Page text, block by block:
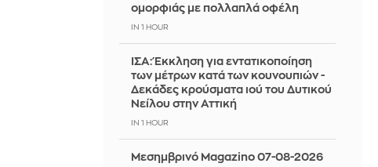
ομορφιάς με πολλαπλά οφέλη
IN 1 HOUR
ΙΣΑ: Έκκληση για εντατικοποίηση
των μέτρων κατά των κουνουπιών -
Δεκάδες κρούσματα ιού του Δυτικού
Νείλου στην Αττική
IN 1 HOUR
Μεσημβρινό Magazino 07-08-2026